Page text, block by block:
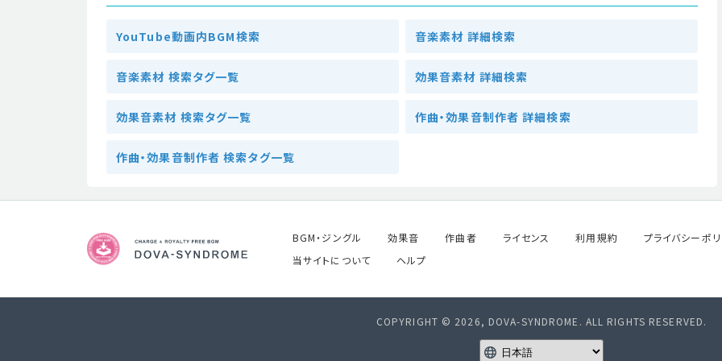
YouTube動画内BGM検索 音楽素材 詳細検索
音楽素材 検索タグ一覧 効果音素材 詳細検索
効果音素材 検索タグ一覧 作曲・効果音制作者 詳細検索
作曲・効果音制作者 検索タグ一覧
BGM・ジングル 効果音 作曲者 ライセンス 利用規約 プライバシーポ
当サイトについて
ヘルプ
COPYRIGHT © 2026, DOVA-SYNDROME. ALL RIGHTS RESERVED.